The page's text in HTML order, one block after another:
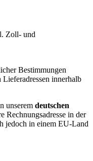
Zoll- und
Bestimmungen
innerhalb
unserem deutschen
Rechnungsadresse in der
jedoch in einem EU-Land